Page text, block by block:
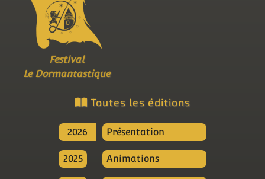
Festival
Le Dormantastique
Toutes les éditions
2026
2025
Présentation
Animations